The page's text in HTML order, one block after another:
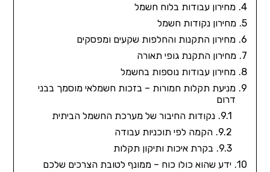
מחירון עבודות בלוח חשמל
מחירון נקודות חשמל
מחירון התקנות והחלפות שקעים ומפסקים
מחירון התקנת גופי תאורה
מחירון עבודות נוספות בחשמל
מניעת תקלות חמורות – בזכות חשמלאי מוסמך בבני
דרום
נקודות החיבור של מערכת החשמל הביתית
הקמה לפי תוכניות עבודה
בקרת איכות ותיקון תקלות
ידע שהוא כולו כוח – ממונף לטובת הצרכים שלכם